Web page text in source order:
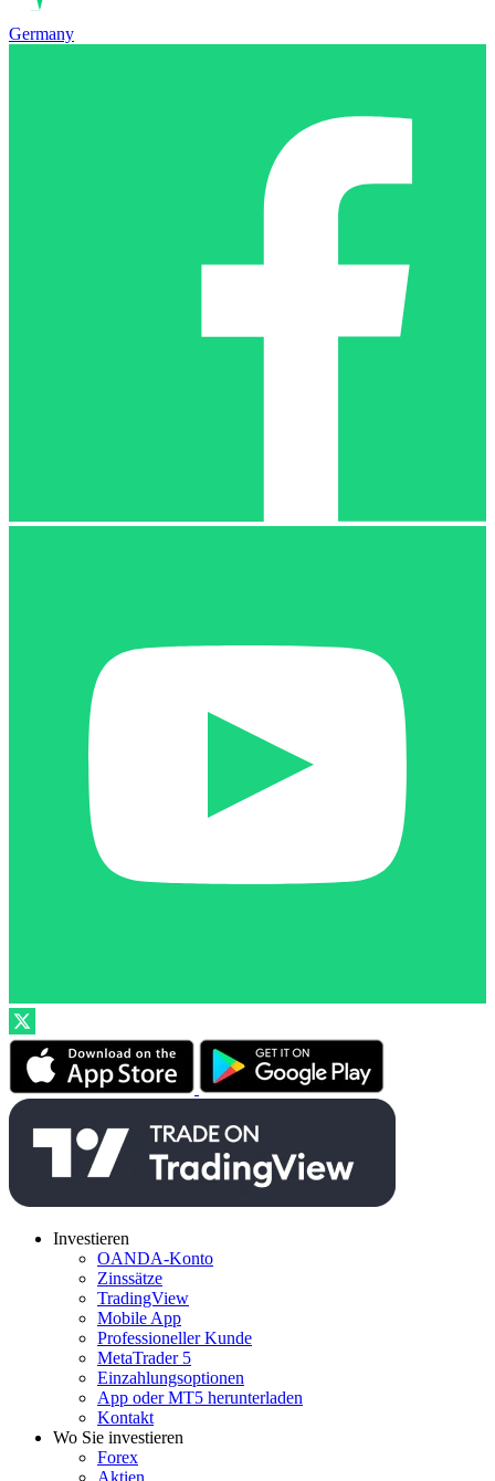
Germany
Investieren
OANDA-Konto
Zinssätze
TradingView
Mobile App
Professioneller Kunde
MetaTrader 5
Einzahlungsoptionen
App oder MT5 herunterladen
Kontakt
Wo Sie investieren
Forex
Aktien